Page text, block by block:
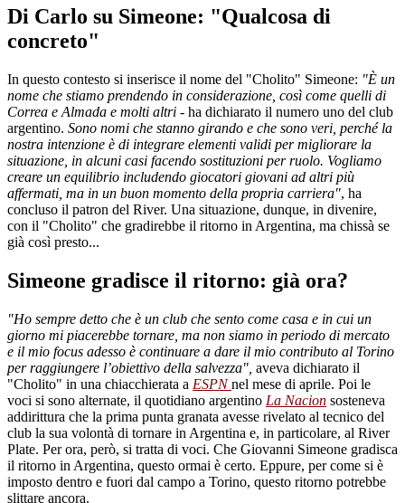
Di Carlo su Simeone: "Qualcosa di
concreto"
In questo contesto si inserisce il nome del "Cholito" Simeone: "È un
nome che stiamo prendendo in considerazione, così come quelli di
Correa e Almada e molti altri - ha dichiarato il numero uno del club
argentino. Sono nomi che stanno girando e che sono veri, perché la
nostra intenzione è di integrare elementi validi per migliorare la
situazione, in alcuni casi facendo sostituzioni per ruolo. Vogliamo
creare un equilibrio includendo giocatori giovani ad altri più
affermati, ma in un buon momento della propria carriera", ha
concluso il patron del River. Una situazione, dunque, in divenire,
con il "Cholito" che gradirebbe il ritorno in Argentina, ma chissà se
già così presto...
Simeone gradisce il ritorno: già ora?
"Ho sempre detto che è un club che sento come casa e in cui un
giorno mi piacerebbe tornare, ma non siamo in periodo di mercato
e il mio focus adesso è continuare a dare il mio contributo al Torino
per raggiungere l’obiettivo della salvezza", aveva dichiarato il
"Cholito" in una chiacchierata a ESPN nel mese di aprile. Poi le
voci si sono alternate, il quotidiano argentino La Nacion sosteneva
addirittura che la prima punta granata avesse rivelato al tecnico del
club la sua volontà di tornare in Argentina e, in particolare, al River
Plate. Per ora, però, si tratta di voci. Che Giovanni Simeone gradisca
il ritorno in Argentina, questo ormai è certo. Eppure, per come si è
imposto dentro e fuori dal campo a Torino, questo ritorno potrebbe
slittare ancora.